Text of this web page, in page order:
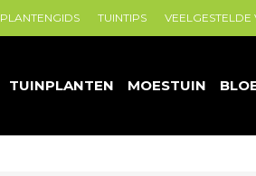
TUINPLANTEN MOESTUIN
PLANTENGIDS TUINTIPS VEELGESTELDE